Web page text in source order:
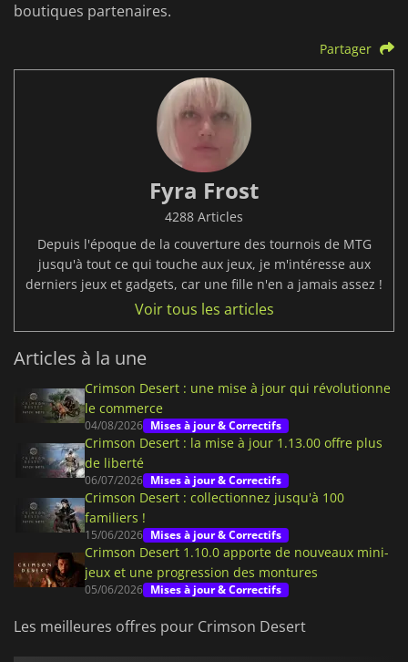
boutiques partenaires.
Partager
Fyra Frost
4288 Articles
Depuis l'époque de la couverture des tournois de MTG
jusqu'à tout ce qui touche aux jeux, je m'intéresse aux
derniers jeux et gadgets, car une fille n'en a jamais assez !
Voir tous les articles
Articles à la une
Crimson Desert : une mise à jour qui révolutionne
le commerce
04/08/2026 Mises à jour & Correctifs
Crimson Desert : la mise à jour 1.13.00 offre plus
de liberté
06/07/2026 Mises à jour & Correctifs
Crimson Desert : collectionnez jusqu'à 100
familiers !
15/06/2026 Mises à jour & Correctifs
Crimson Desert 1.10.0 apporte de nouveaux mini-
jeux et une progression des montures
05/06/2026 Mises à jour & Correctifs
Les meilleures offres pour Crimson Desert